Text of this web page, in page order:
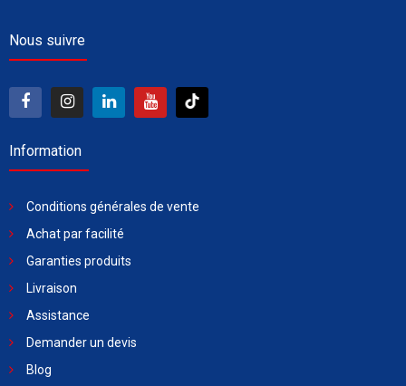
Nous suivre
Information
Conditions générales de vente
Achat par facilité
Garanties produits
Livraison
Assistance
Demander un devis
Blog